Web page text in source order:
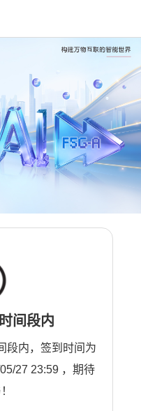
间段内
段内，签到时间为
27 23:59 ，期待